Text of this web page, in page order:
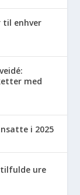
til enhver
med
i 2025
ure